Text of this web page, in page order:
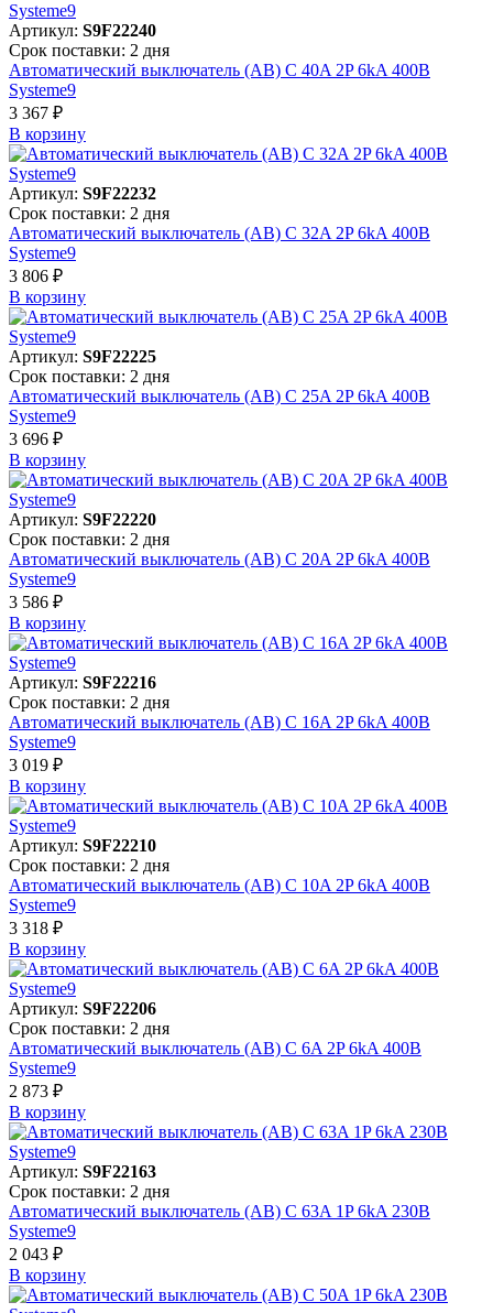
Артикул: S9F22240
Срок поставки: 2 дня
Автоматический выключатель (АВ) C 40A 2P 6kA 400В
Systeme9
3 367 ₽
В корзинy
Артикул: S9F22232
Срок поставки: 2 дня
Автоматический выключатель (АВ) C 32A 2P 6kA 400В
Systeme9
3 806 ₽
В корзинy
Артикул: S9F22225
Срок поставки: 2 дня
Автоматический выключатель (АВ) C 25A 2P 6kA 400В
Systeme9
3 696 ₽
В корзинy
Артикул: S9F22220
Срок поставки: 2 дня
Автоматический выключатель (АВ) C 20A 2P 6kA 400В
Systeme9
3 586 ₽
В корзинy
Артикул: S9F22216
Срок поставки: 2 дня
Автоматический выключатель (АВ) C 16A 2P 6kA 400В
Systeme9
3 019 ₽
В корзинy
Артикул: S9F22210
Срок поставки: 2 дня
Автоматический выключатель (АВ) C 10A 2P 6kA 400В
Systeme9
3 318 ₽
В корзинy
Артикул: S9F22206
Срок поставки: 2 дня
Автоматический выключатель (АВ) C 6A 2P 6kA 400В
Systeme9
2 873 ₽
В корзинy
Артикул: S9F22163
Срок поставки: 2 дня
Автоматический выключатель (АВ) C 63A 1P 6kA 230В
Systeme9
2 043 ₽
В корзинy